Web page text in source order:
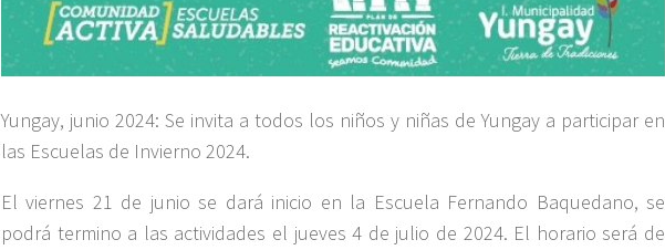
Yungay, junio 2024: Se invita a todos los niños y niñas de Yungay a participar en
las Escuelas de Invierno 2024.
El viernes 21 de junio se dará inicio en la Escuela Fernando Baquedano, se
podrá termino a las actividades el jueves 4 de julio de 2024. El horario será de